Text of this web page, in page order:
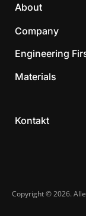
About
Company
Engineering
Materials
Kontakt
Copyright © 2026.